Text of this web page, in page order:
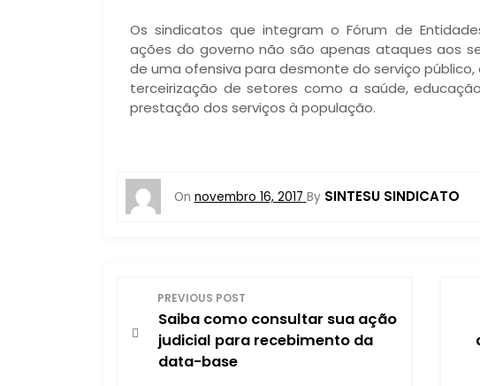
Os sindicatos que integram o Fórum de
ações do governo não são apenas ataques aos
de uma ofensiva para desmonte do serviço
terceirização de setores como a saúde,
prestação dos serviços à população.
On novembro 16, 2017 By SINTESU SINDICATO
a
PREVIOUS POST
Saiba como consultar sua ação
judicial para recebimento da
data-base